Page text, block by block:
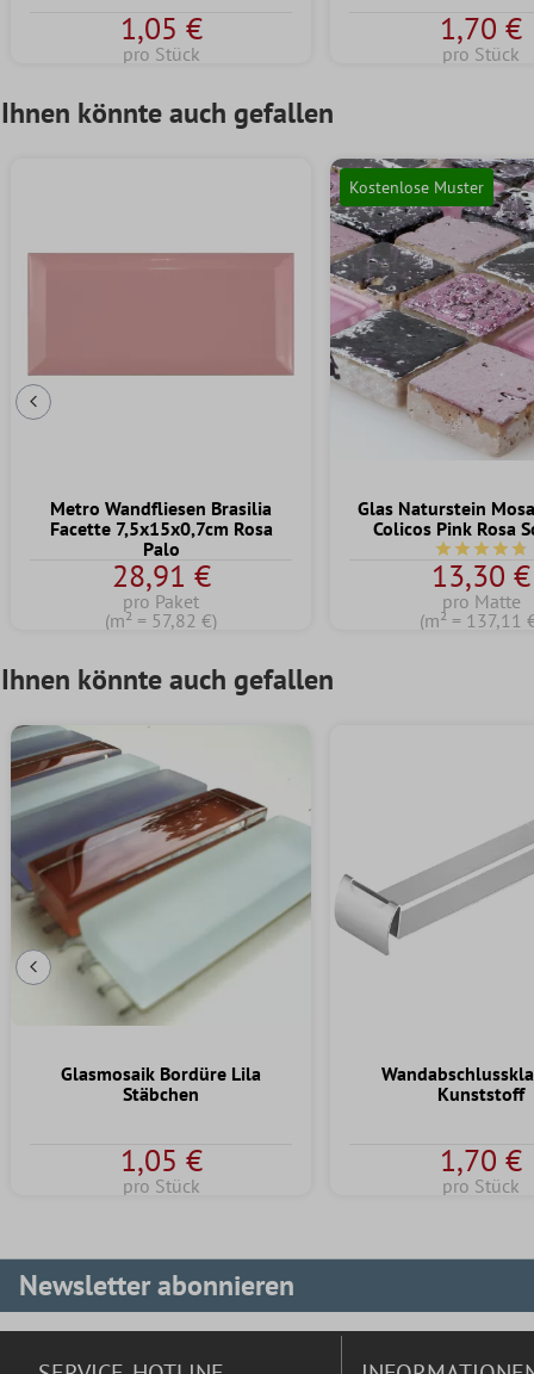
1,05 €
pro Stück
1,70 €
pro Stück
Ihnen könnte auch gefallen
Vorherige Folie
Metro Wandfliesen Brasilia
Facette 7,5x15x0,7cm Rosa
Palo
28,91 €
pro Paket
(m² = 57,82 €)
Kostenlose Muster
Glas Naturstein
Colicos Pink Rosa
13,30 €
pro Matte
(m² = 137,11
Ihnen könnte auch gefallen
Vorherige Folie
Glasmosaik Bordüre Lila
Stäbchen
1,05 €
pro Stück
Kunststoff
1,70 €
pro Stück
Newsletter abonnieren